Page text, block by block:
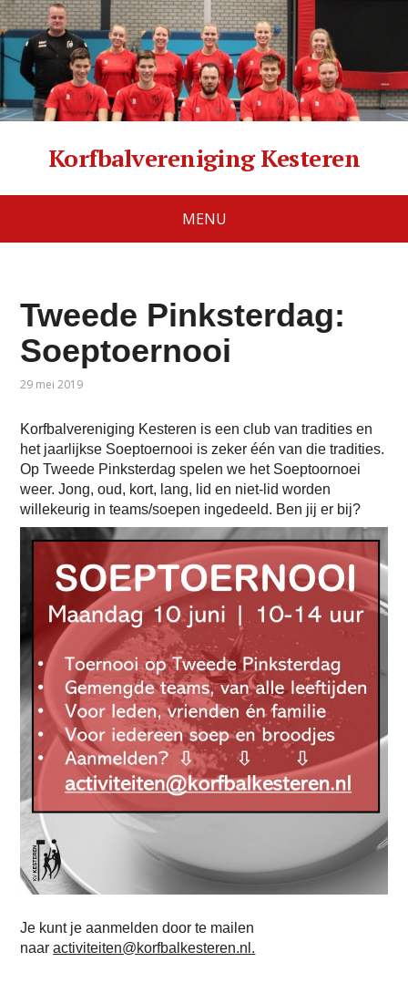
Korfbalvereniging Kesteren
MENU
Tweede Pinksterdag:
Soeptoernooi
29 mei 2019
Korfbalvereniging Kesteren is een club van tradities en
het jaarlijkse Soeptoernooi is zeker één van die tradities.
Op Tweede Pinksterdag spelen we het Soeptoornoei
weer. Jong, oud, kort, lang, lid en niet-lid worden
willekeurig in teams/soepen ingedeeld. Ben jij er bij?
Je kunt je aanmelden door te mailen
naaractiviteiten@korfbalkesteren.nl .